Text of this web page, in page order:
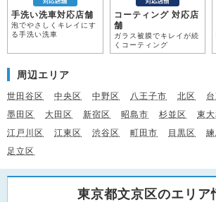
手洗い洗車対応店舗
泡でやさしくキレイにす
る手洗い洗車
コーティング 対応店
舗
ガラス被膜でキレイが続
くコーティング
周辺エリア
世田谷区 中央区 中野区 八王子市 北区
墨田区
大田区 新宿区 昭島市 杉並区 東
江戸川区
江東区 渋谷区 町田市 目黒区
足立区
東京都文京区のエリア